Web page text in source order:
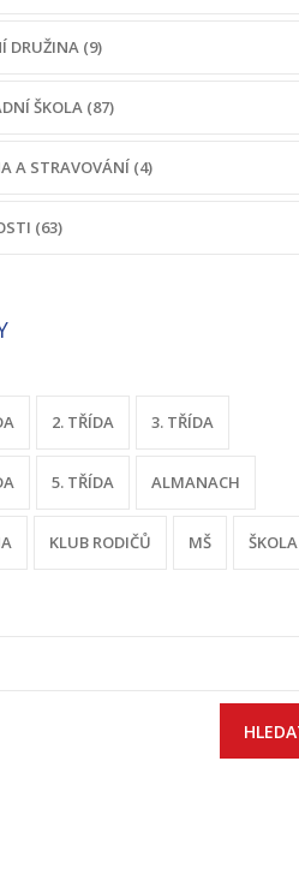
DRUŽINA (9)
ŠKOLA (87)
A STRAVOVÁNÍ (4)
(63)
2. TŘÍDA 3. TŘÍDA
5. TŘÍDA ALMANACH
KLUB RODIČŮ MŠ ŠKOLA